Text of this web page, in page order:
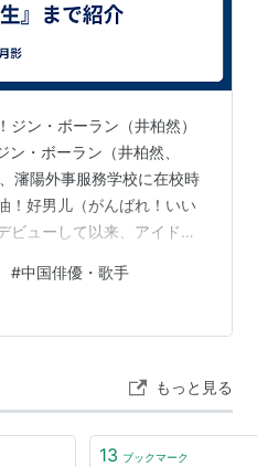
ン・ボーラン（井柏然）
・ボーラン（井柏然、
瀋陽外事服務学校に在校時
！好男儿（がんばれ！いい
ビューして以来、アイドル
2015年: 主演したファンタ
・ハント）』が中国国内
記録し、当時の中国映画史
に加え、役柄ごとに全く異
ン俳…
#中国俳優・歌手
もっと見る
13 ブックマーク